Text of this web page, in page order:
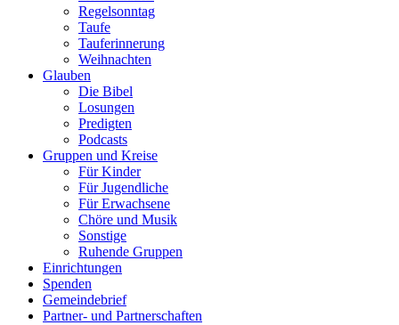
Regelsonntag
Taufe
Tauferinnerung
Weihnachten
Glauben
Die Bibel
Losungen
Predigten
Podcasts
Gruppen und Kreise
Für Kinder
Für Jugendliche
Für Erwachsene
Chöre und Musik
Sonstige
Ruhende Gruppen
Einrichtungen
Spenden
Gemeindebrief
Partner- und Partnerschaften